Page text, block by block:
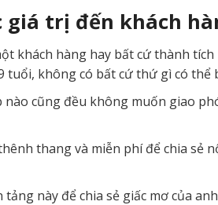
trị đến khách
khách hàng hay bất cứ thành tích
không có bất cứ thứ gì có thể
cũng đều không muốn giao
thang và miễn phí để chia sẻ
này để chia sẻ giấc mơ của